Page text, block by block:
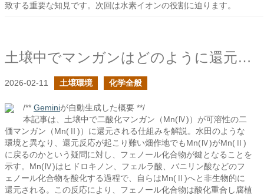
致する重要な知見です。次回は水素イオンの役割に迫ります。
土壌中でマンガンはどのように還元されるか？
2026-02-11 土壌環境 化学全般
/** Geminiが自動生成した概要 **/
本記事は、土壌中で二酸化マンガン（Mn(Ⅳ)）が可溶性の二
価マンガン（Mn(Ⅱ)）に還元される仕組みを解説。水田のような
環境と異なり、還元反応が起こり難い畑作地でもMn(Ⅳ)がMn(Ⅱ)
に戻るのかという疑問に対し、フェノール化合物が鍵となることを
示す。Mn(Ⅳ)はヒドロキノン、フェルラ酸、バニリン酸などのフ
ェノール化合物を酸化する過程で、自らはMn(Ⅱ)へと非生物的に
還元される。この反応により、フェノール化合物は酸化重合し腐植